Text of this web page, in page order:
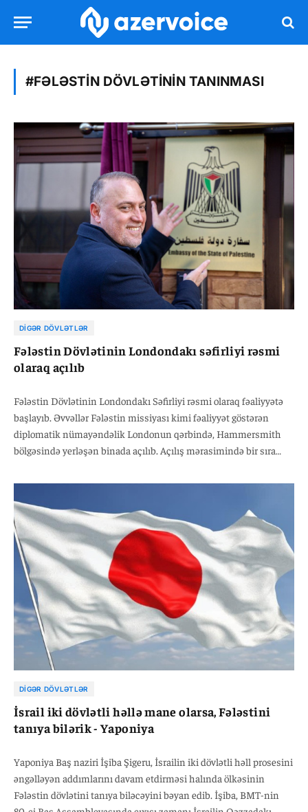
#FƏLƏSTIN DÖVLƏTININ TANINMASI
DIGƏR DÖVLƏTLƏR
Fələstin Dövlətinin Londondakı səfirliyi rəsmi
olaraq açılıb
Fələstin Dövlətinin Londondakı Səfirliyi rəsmi olaraq fəaliyyətə
başlayıb. Əvvəllər Fələstin missiyası kimi fəaliyyət göstərən
diplomatik nümayəndəlik Londonun qərbində, Hammersmith
bölgəsində yerləşən binada açılıb. Açılış mərasimində bir sıra
Alistair Harrison, eləcə də Fələstinə dəstək göstərən ictimai
fəallar iştirak ediblər.
DIGƏR DÖVLƏTLƏR
İsrail iki dövlətli həllə mane olarsa, Fələstini
tanıya bilərik - Yaponiya
Yaponiya Baş naziri İşiba Şigeru, İsrailin iki dövlətli həll prosesini
əngəlləyən addımlarını davam etdirməsi halında ölkəsinin
Fələstin dövlətini tanıya biləcəyini bəyan edib. İşiba, BMT-nin